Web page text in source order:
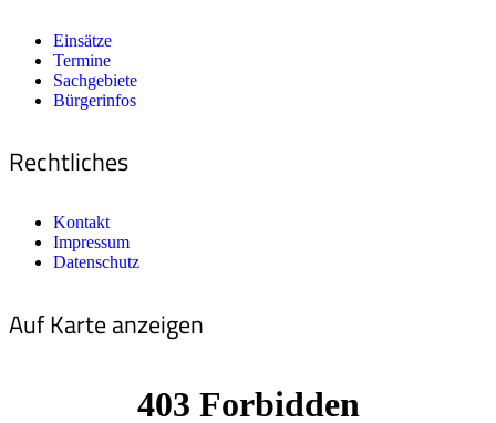
Einsätze
Termine
Sachgebiete
Bürgerinfos
Rechtliches
Kontakt
Impressum
Datenschutz
Auf Karte anzeigen